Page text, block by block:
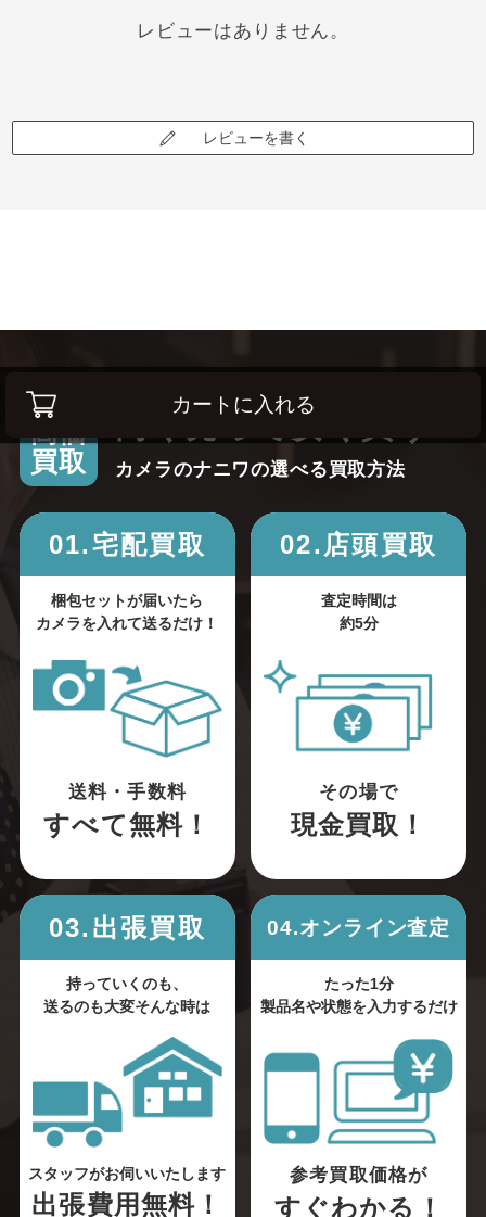
カートに入れる
レビューはありません。
レビューを書く
高価
買取
高く売って安く買う！
カメラのナニワの選べる買取方法
01.宅配買取
梱包セットが届いたら
カメラを入れて送るだけ！
送料・手数料
すべて無料！
02.店頭買取
査定時間は
約5分
その場で
現金買取！
03.出張買取
持っていくのも、
送るのも大変そんな時は
スタッフがお伺いいたします
出張費用無料！
04.オンライン査定
たった1分
製品名や状態を入力するだけ
参考買取価格が
すぐわかる！